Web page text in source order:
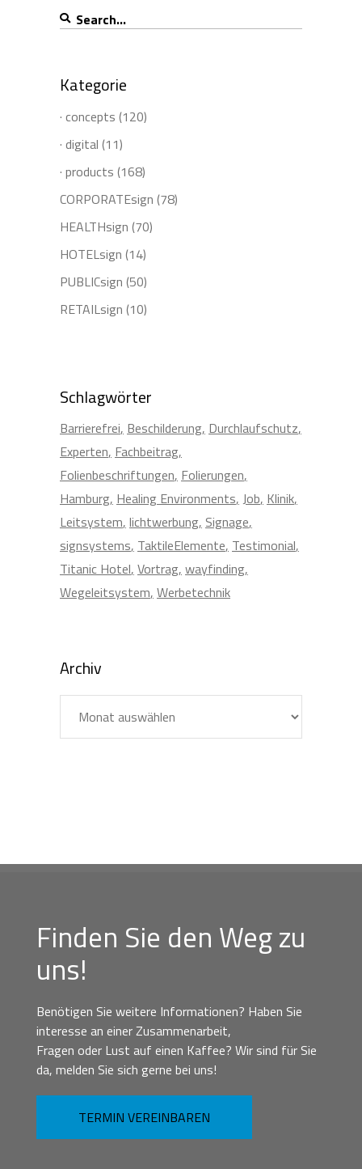
Search
for:
Kategorie
· concepts (120)
· digital (11)
· products (168)
CORPORATEsign (78)
HEALTHsign (70)
HOTELsign (14)
PUBLICsign (50)
RETAILsign (10)
Schlagwörter
Barrierefrei Beschilderung Durchlaufschutz
Experten Fachbeitrag
Folienbeschriftungen Folierungen
Hamburg Healing Environments Job Klinik
Leitsystem lichtwerbung Signage
signsystems TaktileElemente Testimonial
Titanic Hotel Vortrag wayfinding
Wegeleitsystem Werbetechnik
Archiv
Finden Sie den Weg zu
uns!
Benötigen Sie weitere Informationen? Haben Sie
interesse an einer Zusammenarbeit,
Fragen oder Lust auf einen Kaffee? Wir sind für Sie
da, melden Sie sich gerne bei uns!
TERMIN VEREINBAREN